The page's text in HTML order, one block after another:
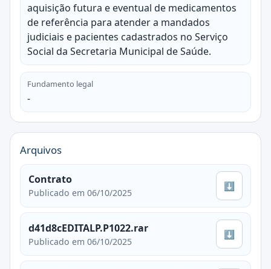
aquisição futura e eventual de medicamentos
de referência para atender a mandados
judiciais e pacientes cadastrados no Serviço
Social da Secretaria Municipal de Saúde.
Fundamento legal
-
Arquivos
Contrato
Publicado em 06/10/2025
⬇
d41d8cEDITALP.P1022.rar
Publicado em 06/10/2025
⬇